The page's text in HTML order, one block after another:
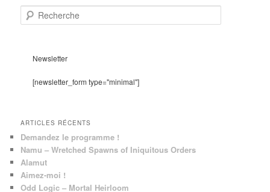
e
Newsletter
[newsletter_form type="minimal"]
ARTICLES RÉCENTS
Demandez le programme !
Namu – Wretched Spawns of Iniquitous Orders
Alamut
Aimez-moi !
Odd Logic – Mortal Heirloom